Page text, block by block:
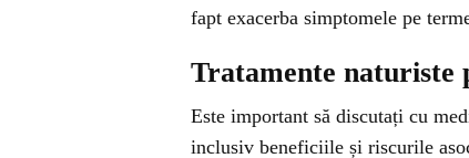
fapt exacerba simptomele pe
Tratamente naturiste
Este important să discutați cu
inclusiv beneficiile și riscurile